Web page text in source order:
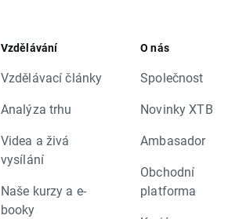
Vzdělávání
Vzdělávací články
Analýza trhu
Videa a živá
vysílání
Naše kurzy a e-
booky
O nás
Společnost
Novinky XTB
Ambasador
Obchodní
platforma